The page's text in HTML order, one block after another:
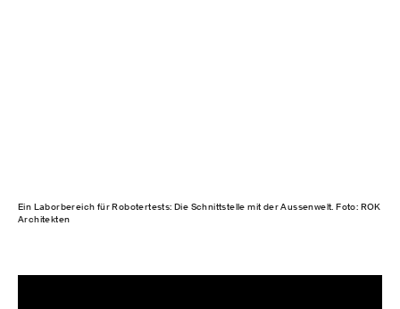
Ein Laborbereich für Robotertests: Die Schnittstelle mit der Aussenwelt. Foto: ROK
Architekten